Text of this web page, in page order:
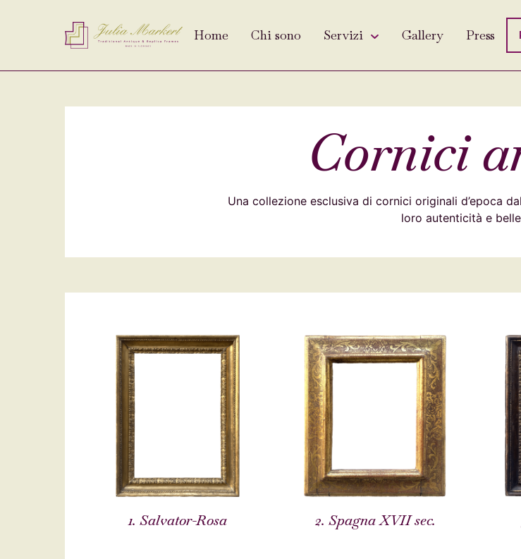
Home Chi sono Servizi Gallery Press
Cornici
Una collezione esclusiva di cornici originali d’epoca
loro autenticità e
1. Salvator-Rosa 2. Spagna XVII sec.